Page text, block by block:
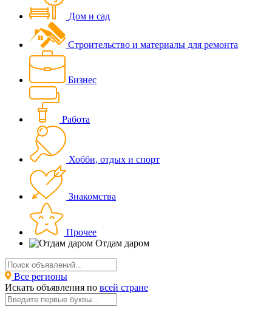
Дом и сад
Строительство и материалы для ремонта
Бизнес
Работа
Хобби, отдых и спорт
Знакомства
Прочее
Отдам даром
Все регионы
Искать объявления по всей стране